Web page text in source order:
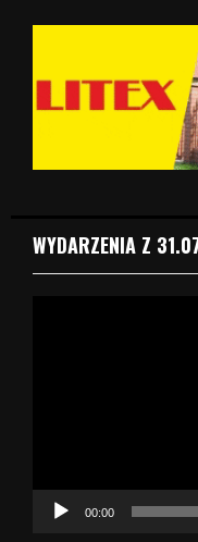
WYDARZENIA Z
c
00:00